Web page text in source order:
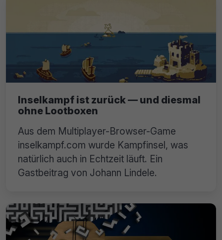
Inselkampf ist zurück — und diesmal
ohne Lootboxen
Aus dem Multiplayer-Browser-Game
inselkampf.com wurde Kampfinsel, was
natürlich auch in Echtzeit läuft. Ein
Gastbeitrag von Johann Lindele.